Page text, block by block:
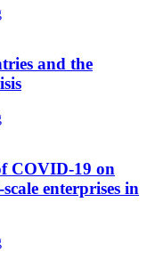
and the
COVID-19 on
enterprises in